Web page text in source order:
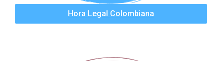
Hora Legal Colombiana